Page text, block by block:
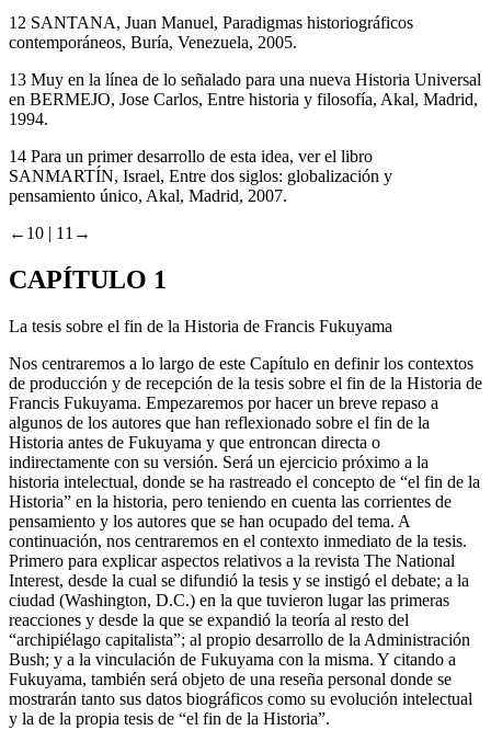
12 SANTANA, Juan Manuel,Paradigmas historiográficos
13 Muy en la línea de lo señalado para una nueva Historia Universal
en BERMEJO, Jose Carlos,
14 Para un primer desarrollo de esta idea, ver el libro
SANMARTÍN, Israel,Entre dos siglos: globalización y
Nos centraremos a lo largo de este Capítulo en definir los contextos
de producción y de recepción de la tesis sobre el fin de la Historia de
Francis Fukuyama. Empezaremos por hacer un breve repaso a
algunos de los autores que han reflexionado sobre el fin de la
Historia antes de Fukuyama y que entroncan directa o
indirectamente con su versión. Será un ejercicio próximo a la
historia intelectual, donde se ha rastreado el concepto de “el fin de la
Historia” en la historia, pero teniendo en cuenta las corrientes de
pensamiento y los autores que se han ocupado del tema. A
continuación, nos centraremos en el contexto inmediato de la tesis.
Primero para explicar aspectos relativos a la revistaThe National
Interest , desde la cual se difundió la tesis y se instigó el debate; a la
ciudad (Washington, D.C.) en la que tuvieron lugar las primeras
reacciones y desde la que se expandió la teoría al resto del
“archipiélago capitalista”; al propio desarrollo de la Administración
Bush; y a la vinculación de Fukuyama con la misma. Y citando a
Fukuyama, también será objeto de una reseña personal donde se
mostrarán tanto sus datos biográficos como su evolución intelectual